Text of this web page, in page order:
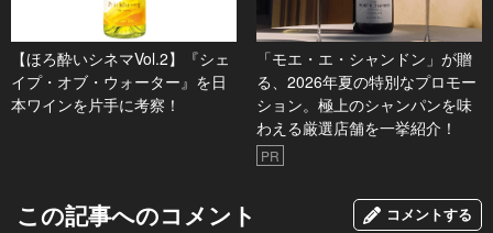
【ほろ酔いシネマVol.2】『シェ
イプ・オブ・ウォーター』を日
本ワインを片手に考察！
「モエ・エ・シャンドン」が贈
る、2026年夏の特別なプロモー
ション。極上のシャンパンを味
わえる厳選店舗を一挙紹介！
PR
この記事へのコメント コメントする